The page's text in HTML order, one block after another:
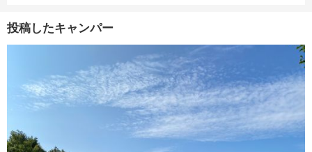
投稿したキャンパー